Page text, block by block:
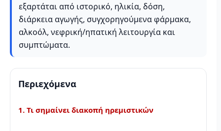
εξαρτάται από ιστορικό, ηλικία, δόση,
διάρκεια αγωγής, συγχορηγούμενα φάρμακα,
αλκοόλ, νεφρική/ηπατική λειτουργία και
συμπτώματα.
Περιεχόμενα
1. Τι σημαίνει διακοπή ηρεμιστικών